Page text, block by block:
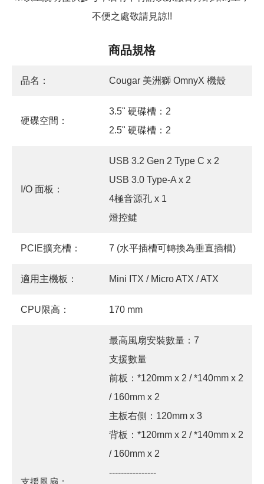
不便之處敬請見諒!!
商品規格
品名： Cougar 美洲獅 OmnyX 機殼
硬碟空間：
3.5" 硬碟槽：2
2.5" 硬碟槽：2
I/O 面板：
USB 3.2 Gen 2 Type C x 2
USB 3.0 Type-A x 2
4極音源孔 x 1
燈控鍵
PCIE擴充槽： 7 (水平插槽可轉換為垂直插槽)
適用主機板： Mini ITX / Micro ATX / ATX
CPU限高： 170 mm
最高風扇安裝數量：7
支援數量
前板：*120mm x 2 / *140mm x 2
/ 160mm x 2
主板右側：120mm x 3
背板：*120mm x 2 / *140mm x 2
/ 160mm x 2
----------------